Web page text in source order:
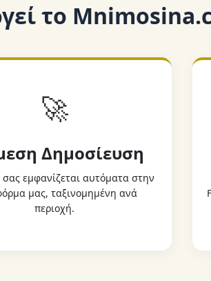
το
🚀
Δημοσίευση
σας εμφανίζεται αυτόματα στην
μας, ταξινομημένη ανά
περιοχή.